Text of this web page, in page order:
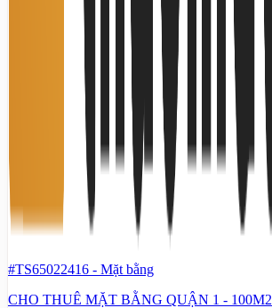
#TS65022416 - Mặt bằng
CHO THUÊ MẶT BẰNG QUẬN 1 - 100M2